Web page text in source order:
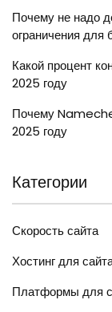
Почему не надо
ограничения для
Какой процент
2025 году
Почему
2025 году
Категории
Скорость сайта
Хостинг для
Платформы для